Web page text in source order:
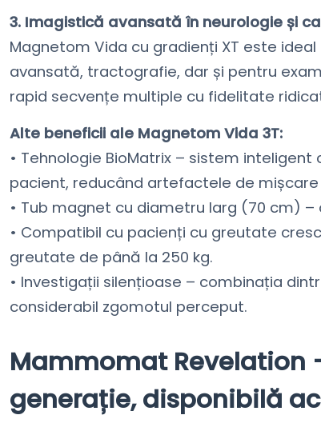
3. Imagistică avansată în neurologie și
Magnetom Vida cu gradienți XT este
avansată, tractografie, dar și pentru
rapid secvențe multiple cu fidelitate
Alte beneficii ale Magnetom Vida 3T:
• Tehnologie BioMatrix – sistem
pacient, reducând artefactele de mișcare
• Tub magnet cu diametru larg (70 cm)
• Compatibil cu pacienți cu greutate
greutate de până la 250 kg.
• Investigații silențioase – combinația
considerabil zgomotul perceput.
Mammomat
generație, disponibilă